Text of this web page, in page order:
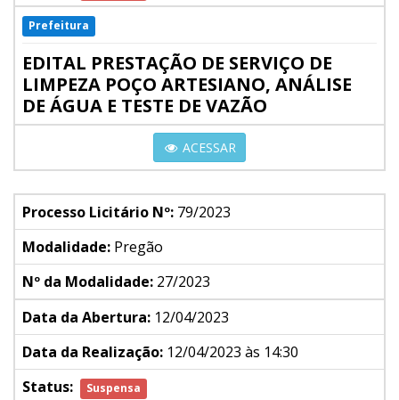
Prefeitura
EDITAL PRESTAÇÃO DE SERVIÇO DE
LIMPEZA POÇO ARTESIANO, ANÁLISE
DE ÁGUA E TESTE DE VAZÃO
ACESSAR
Processo Licitário Nº: 79/2023
Modalidade: Pregão
Nº da Modalidade: 27/2023
Data da Abertura: 12/04/2023
Data da Realização: 12/04/2023 às 14:30
Status:
Suspensa